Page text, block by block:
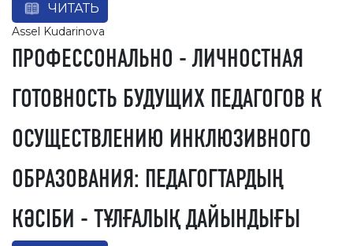
ЧИТАТЬ
Assel Kudarinova
ПРОФЕССОНАЛЬНО - ЛИЧНОСТНАЯ
ГОТОВНОСТЬ БУДУЩИХ ПЕДАГОГОВ К
ОСУЩЕСТВЛЕНИЮ ИНКЛЮЗИВНОГО
ОБРАЗОВАНИЯ: ПЕДАГОГТАРДЫҢ
КӘСІБИ - ТҰЛҒАЛЫҚ ДАЙЫНДЫҒЫ